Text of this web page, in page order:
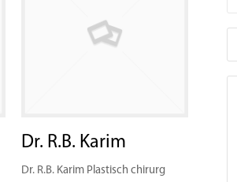
Dr. R.B. Karim
Dr. R.B. Karim Plastisch chirurg